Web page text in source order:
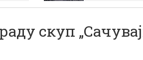
скуп